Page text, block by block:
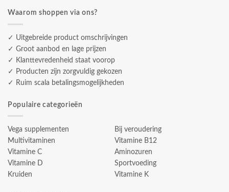
Waarom shoppen via ons?
✓ Uitgebreide product omschrijvingen
✓ Groot aanbod en lage prijzen
✓ Klanttevredenheid staat voorop
✓ Producten zijn zorgvuldig gekozen
✓ Ruim scala betalingsmogelijkheden
Populaire categorieën
Vega supplementen
Multivitaminen
Vitamine C
Vitamine D
Kruiden
Bij veroudering
Vitamine B12
Aminozuren
Sportvoeding
Vitamine K